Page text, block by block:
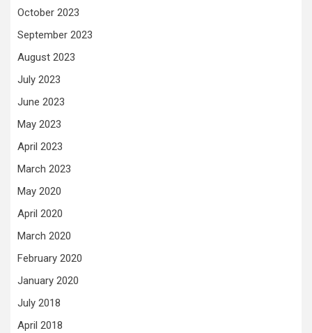
October 2023
September 2023
August 2023
July 2023
June 2023
May 2023
April 2023
March 2023
May 2020
April 2020
March 2020
February 2020
January 2020
July 2018
April 2018